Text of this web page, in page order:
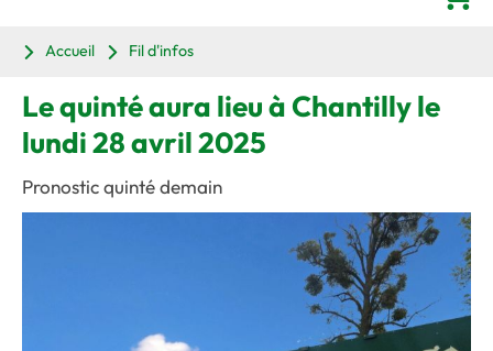
Accueil
Fil d'infos
Le quinté aura lieu à Chantilly le
lundi 28 avril 2025
Pronostic quinté demain